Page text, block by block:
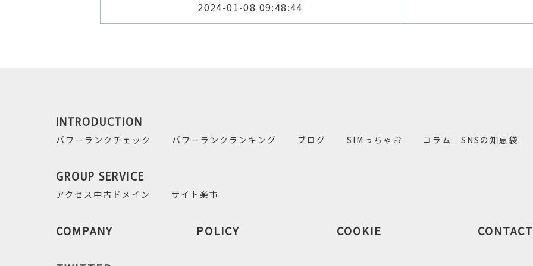
2024-01-08 09:48:44
INTRODUCTION
パワーランクチェック パワーランクランキング ブログ SIMっちゃお コラム｜SNSの知恵袋.
GROUP SERVICE
アクセス中古ドメイン サイト楽市
COMPANY POLICY COOKIE CONTACT